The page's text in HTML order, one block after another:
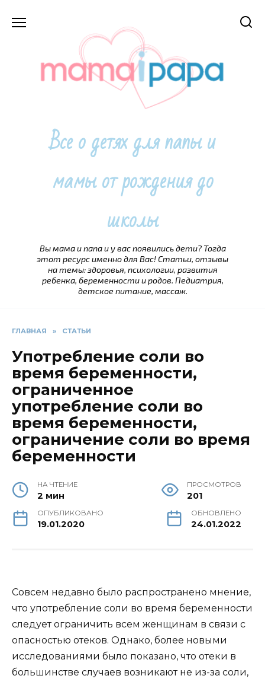
Все о детях для папы и
мамы от рождения до
школы
Вы мама и папа и у вас появились дети? Тогда
этот ресурс именно для Вас! Статьи, отзывы
на темы: здоровья, психологии, развития
ребенка, беременности и родов. Педиатрия,
детское питание, массаж.
ГЛАВНАЯ » СТАТЬИ
Употребление соли во
время беременности,
ограниченное
употребление соли во
время беременности,
ограничение соли во время
беременности
НА ЧТЕНИЕ
2 мин
ПРОСМОТРОВ
201
ОПУБЛИКОВАНО
19.01.2020
ОБНОВЛЕНО
24.01.2022
Совсем недавно было распространено мнение,
что употребление соли во время беременности
следует ограничить всем женщинам в связи с
опасностью отеков. Однако, более новыми
исследованиями было показано, что отеки в
большинстве случаев возникают не из-за соли,